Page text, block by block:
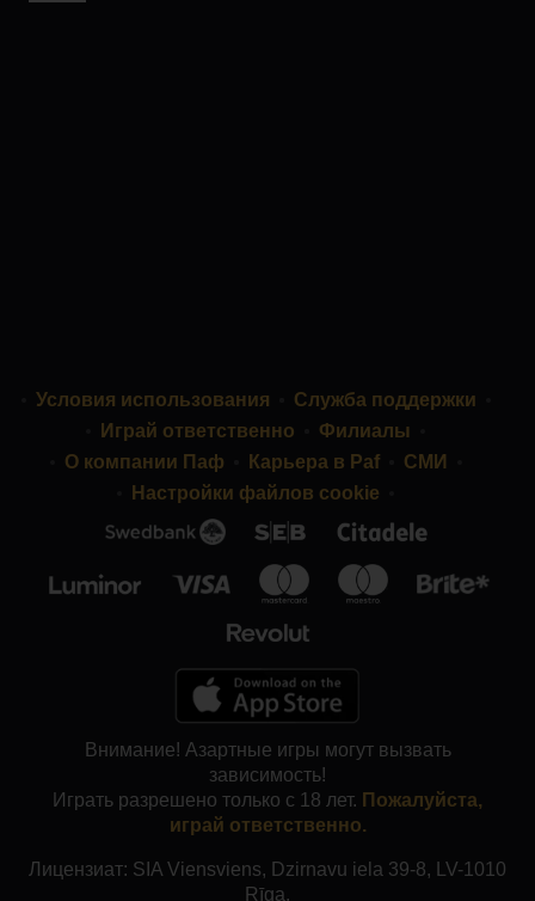
Условия использования
Служба поддержки
Играй ответственно
Филиалы
О компании Паф
Карьера в Paf
СМИ
Настройки файлов cookie
Внимание! Азартные игры могут вызвать
зависимость!
Играть разрешено только с 18 лет. Пожалуйста,
играй ответственно.
Лицензиат: SIA Viensviens, Dzirnavu iela 39-8, LV-1010
Rīga.